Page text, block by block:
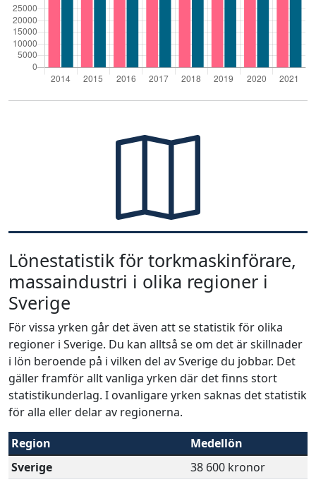
Lönestatistik för torkmaskinförare,
massaindustri i olika regioner i
Sverige
För vissa yrken går det även att se statistik för olika
regioner i Sverige. Du kan alltså se om det är skillnader
i lön beroende på i vilken del av Sverige du jobbar. Det
gäller framför allt vanliga yrken där det finns stort
statistikunderlag. I ovanligare yrken saknas det statistik
för alla eller delar av regionerna.
Region
Medellön
Sverige
38 600 kronor